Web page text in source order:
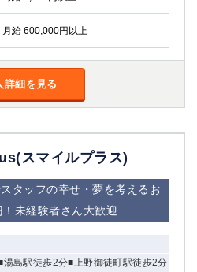
月給 600,000円以上
詳細を見る
スマイルプラス)
タッフの幸せ・夢を考えるお
未経験者さん大歓迎
島駅徒歩2分■上野御徒町駅徒歩2分
部新宿 ③東新宿
①歌舞伎町 ②新宿
錦糸町(南口)
橋 ③大山 ②池袋
池袋東口
大井町
下赤塚
浅草
幡ヶ谷
久米川